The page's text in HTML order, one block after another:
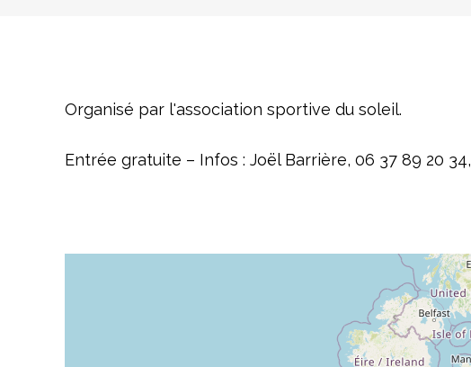
Organisé par l'association sportive du soleil.
Entrée gratuite – Infos : Joël Barrière, 06 37 89 20 34,